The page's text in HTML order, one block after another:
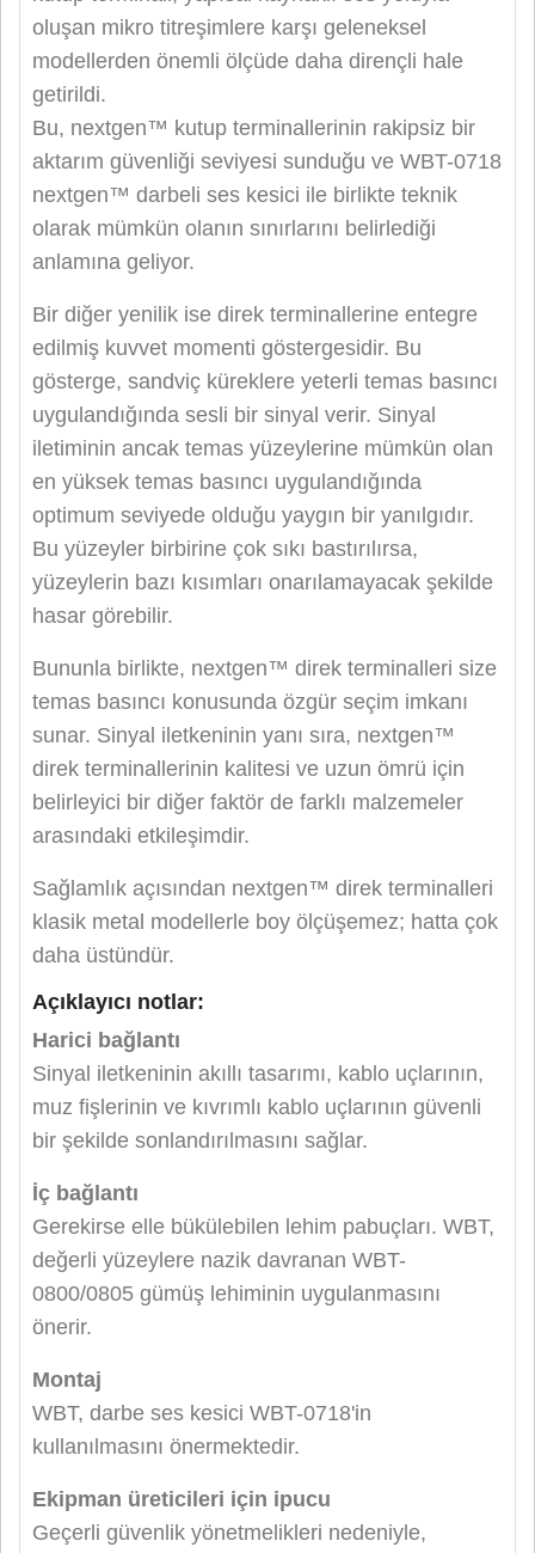
oluşan mikro titreşimlere karşı geleneksel
modellerden önemli ölçüde daha dirençli hale
getirildi.
Bu, nextgen™ kutup terminallerinin rakipsiz bir
aktarım güvenliği seviyesi sunduğu ve WBT-0718
nextgen™ darbeli ses kesici ile birlikte teknik
olarak mümkün olanın sınırlarını belirlediği
anlamına geliyor.
Bir diğer yenilik ise direk terminallerine entegre
edilmiş kuvvet momenti göstergesidir. Bu
gösterge, sandviç küreklere yeterli temas basıncı
uygulandığında sesli bir sinyal verir. Sinyal
iletiminin ancak temas yüzeylerine mümkün olan
en yüksek temas basıncı uygulandığında
optimum seviyede olduğu yaygın bir yanılgıdır.
Bu yüzeyler birbirine çok sıkı bastırılırsa,
yüzeylerin bazı kısımları onarılamayacak şekilde
hasar görebilir.
Bununla birlikte, nextgen™ direk terminalleri size
temas basıncı konusunda özgür seçim imkanı
sunar. Sinyal iletkeninin yanı sıra, nextgen™
direk terminallerinin kalitesi ve uzun ömrü için
belirleyici bir diğer faktör de farklı malzemeler
arasındaki etkileşimdir.
Sağlamlık açısından nextgen™ direk terminalleri
klasik metal modellerle boy ölçüşemez; hatta çok
daha üstündür.
Açıklayıcı notlar:
Harici bağlantı
Sinyal iletkeninin akıllı tasarımı, kablo uçlarının,
muz fişlerinin ve kıvrımlı kablo uçlarının güvenli
bir şekilde sonlandırılmasını sağlar.
İç bağlantı
Gerekirse elle bükülebilen lehim pabuçları. WBT,
değerli yüzeylere nazik davranan WBT-
0800/0805 gümüş lehiminin uygulanmasını
önerir.
Montaj
WBT, darbe ses kesici WBT-0718'in
kullanılmasını önermektedir.
Ekipman üreticileri için ipucu
Geçerli güvenlik yönetmelikleri nedeniyle,